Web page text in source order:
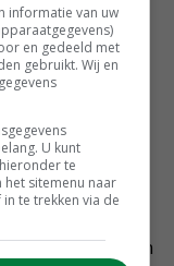
van
om achter
De
echter af.
als enige
dat een
waar de draf- en
informatie van uw
en gedeeld met
gebruikt. Wij en
U kunt
te
sitemenu naar
te trekken via de